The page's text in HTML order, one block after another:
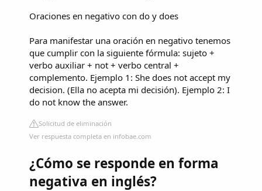
Oraciones en negativo con do y does
Para manifestar una oración en negativo tenemos
que cumplir con la siguiente fórmula: sujeto +
verbo auxiliar + not + verbo central +
complemento. Ejemplo 1: She does not accept my
decision. (Ella no acepta mi decisión). Ejemplo 2: I
do not know the answer.
Solicitud de eliminación
Ver respuesta completa en infobae.com
¿Cómo se responde en forma
negativa en inglés?